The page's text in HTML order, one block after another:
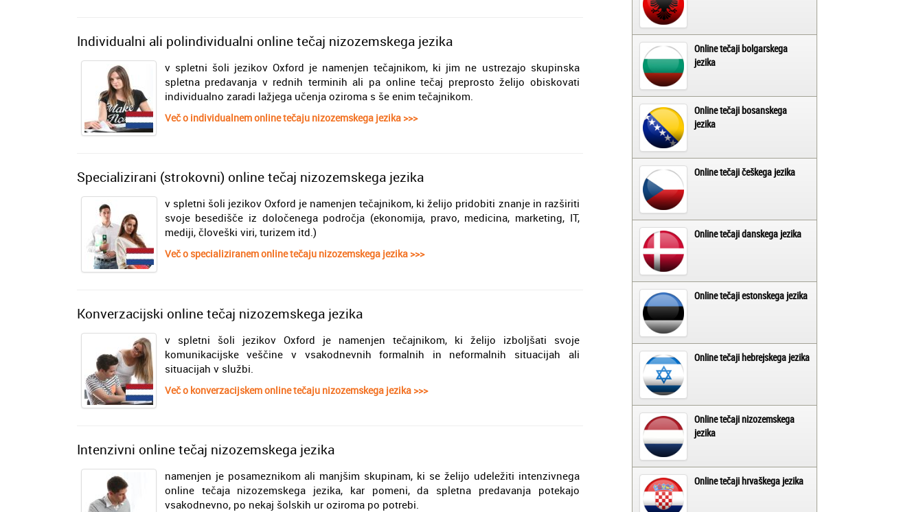
Individualni ali polindividualni online tečaj nizozemskega jezika
v spletni šoli jezikov Oxford je namenjen tečajnikom, ki jim ne ustrezajo skupinska
spletna predavanja v rednih terminih ali pa online tečaj preprosto želijo obiskovati
individualno zaradi lažjega učenja oziroma s še enim tečajnikom.
Več o individualnem online tečaju nizozemskega jezika >>>
Specializirani (strokovni) online tečaj nizozemskega jezika
v spletni šoli jezikov Oxford je namenjen tečajnikom, ki želijo pridobiti znanje in razširiti
svoje besedišče iz določenega področja (ekonomija, pravo, medicina, marketing, IT,
mediji, človeški viri, turizem itd.)
Več o specializiranem online tečaju nizozemskega jezika >>>
Konverzacijski online tečaj nizozemskega jezika
v spletni šoli jezikov Oxford je namenjen tečajnikom, ki želijo izboljšati svoje
komunikacijske veščine v vsakodnevnih formalnih in neformalnih situacijah ali
situacijah v službi.
Več o konverzacijskem online tečaju nizozemskega jezika >>>
Intenzivni online tečaj nizozemskega jezika
namenjen je posameznikom ali manjšim skupinam, ki se želijo udeležiti intenzivnega
online tečaja nizozemskega jezika, kar pomeni, da spletna predavanja potekajo
vsakodnevno, po nekaj šolskih ur oziroma po potrebi.
Online tečaji bolgarskega
jezika
Online tečaji bosanskega
jezika
Online tečaji češkega jezika
Online tečaji danskega jezika
Online tečaji estonskega jezika
Online tečaji hebrejskega jezika
Online tečaji nizozemskega
jezika
Online tečaji hrvaškega jezika